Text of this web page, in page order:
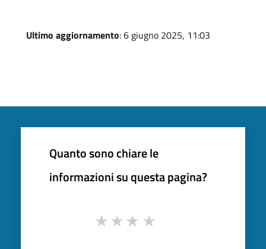
Ultimo aggiornamento: 6 giugno 2025, 11:03
Quanto sono chiare le
informazioni su questa pagina?